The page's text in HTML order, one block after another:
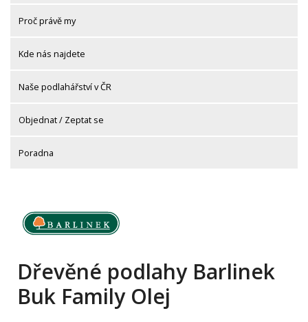
Proč právě my
Kde nás najdete
Naše podlahářství v ČR
Objednat / Zeptat se
Poradna
Dřevěné podlahy Barlinek
Buk Family Olej